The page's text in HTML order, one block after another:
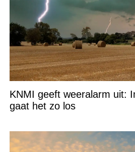
KNMI geeft weeralarm uit:
gaat het zo los